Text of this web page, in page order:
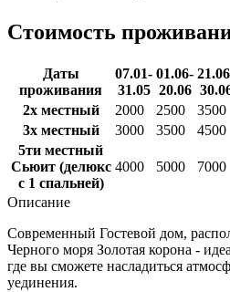
Стоимость
Даты
проживания
07.01-
31.05
01.06-
20.06
2х местный
2000 2500 3500
3х местный
3000 3500 4500
5ти местный
Сьюит (делюкс
с 1 спальней)
4000 5000 7000
Описание
Современный Гостевой дом,
Черного моря Золотая корона -
где вы сможете насладиться
уединения.